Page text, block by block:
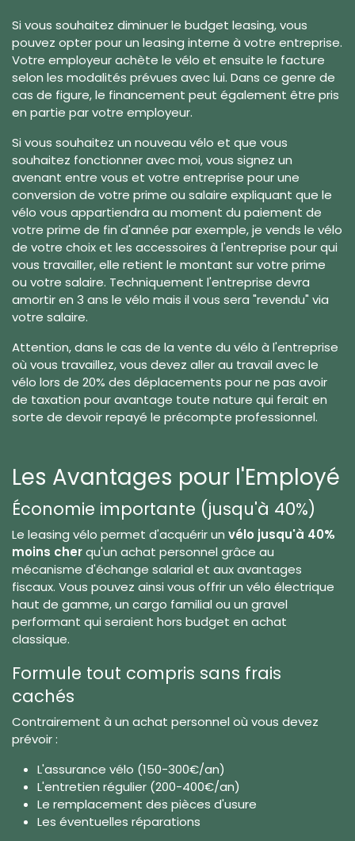
Si vous souhaitez diminuer le budget leasing, vous
pouvez opter pour un leasing interne à votre entreprise.
Votre employeur achète le vélo et ensuite le facture
selon les modalités prévues avec lui. Dans ce genre de
cas de figure, le financement peut également être pris
en partie par votre employeur.
Si vous souhaitez un nouveau vélo et que vous
souhaitez fonctionner avec moi, vous signez un
avenant entre vous et votre entreprise pour une
conversion de votre prime ou salaire expliquant que le
vélo vous appartiendra au moment du paiement de
votre prime de fin d'année par exemple, je vends le vélo
de votre choix et les accessoires à l'entreprise pour qui
vous travailler, elle retient le montant sur votre prime
ou votre salaire. Techniquement l'entreprise devra
amortir en 3 ans le vélo mais il vous sera "revendu" via
votre salaire.
Attention, dans le cas de la vente du vélo à l'entreprise
où vous travaillez, vous devez aller au travail avec le
vélo lors de 20% des déplacements pour ne pas avoir
de taxation pour avantage toute nature qui ferait en
sorte de devoir repayé le précompte professionnel.
Les Avantages pour l'Employé
Économie importante (jusqu'à 40%)
Le leasing vélo permet d'acquérir un vélo jusqu'à 40%
moins cherqu'un achat personnel grâce au
mécanisme d'échange salarial et aux avantages
fiscaux. Vous pouvez ainsi vous offrir un vélo électrique
haut de gamme, un cargo familial ou un gravel
performant qui seraient hors budget en achat
classique.
Formule tout compris sans frais
cachés
Contrairement à un achat personnel où vous devez
prévoir :
L'assurance vélo (150-300€/an)
L'entretien régulier (200-400€/an)
Le remplacement des pièces d'usure
Les éventuelles réparations